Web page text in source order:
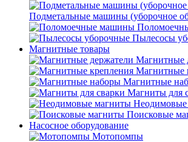
Подметальные машины (уборочное
Пылесосы
Магнитные товары
Магнитные
Магнитные
Магнитные
Магниты для
Поисковые
Насосное оборудование
Мотопомпы